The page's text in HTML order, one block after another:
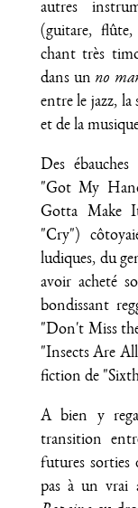
autres
(guitare,
chant très
dans un no
entre le jazz,
et de la
Des
"Got My
Gotta Make
"Cry")
ludiques, du
avoir acheté
bondissant
"Don't Miss
"Insects Are
fiction de
A bien y
transition
futures sorties
pas à un vrai